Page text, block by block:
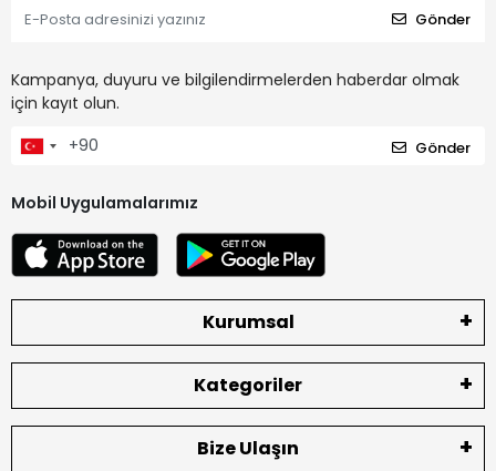
Gönder
Kampanya, duyuru ve bilgilendirmelerden haberdar olmak
için kayıt olun.
Gönder
Mobil Uygulamalarımız
Kurumsal
Kategoriler
Bize Ulaşın